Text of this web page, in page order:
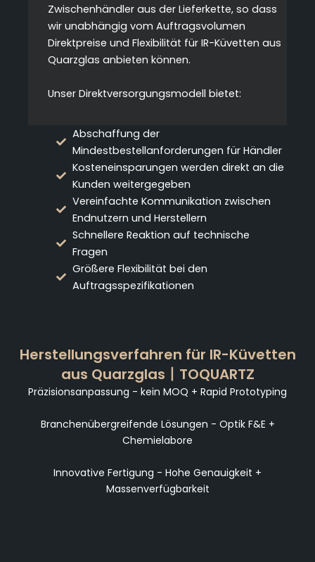
Zwischenhändler aus der Lieferkette, so dass
wir unabhängig vom Auftragsvolumen
Direktpreise und Flexibilität für IR-Küvetten aus
Quarzglas anbieten können.
Unser Direktversorgungsmodell bietet:
Abschaffung der
Mindestbestellanforderungen für Händler
Kosteneinsparungen werden direkt an die
Kunden weitergegeben
Vereinfachte Kommunikation zwischen
Endnutzern und Herstellern
Schnellere Reaktion auf technische
Fragen
Größere Flexibilität bei den
Auftragsspezifikationen
Herstellungsverfahren für IR-Küvetten
aus Quarzglas丨TOQUARTZ
Präzisionsanpassung - kein MOQ + Rapid Prototyping
Branchenübergreifende Lösungen - Optik F&E +
Chemielabore
Innovative Fertigung - Hohe Genauigkeit +
Massenverfügbarkeit